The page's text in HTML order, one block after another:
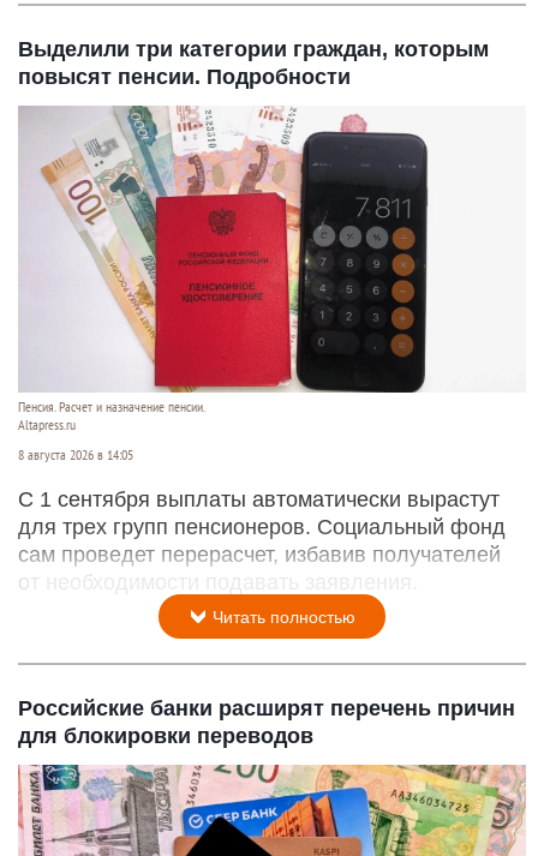
Выделили три категории граждан, которым
повысят пенсии. Подробности
Пенсия. Расчет и назначение пенсии.
Altapress.ru
8 августа 2026 в 14:05
С 1 сентября выплаты автоматически вырастут
для трех групп пенсионеров. Социальный фонд
сам проведет перерасчет, избавив получателей
от необходимости подавать заявления.
Читать полностью
Российские банки расширят перечень причин
для блокировки переводов